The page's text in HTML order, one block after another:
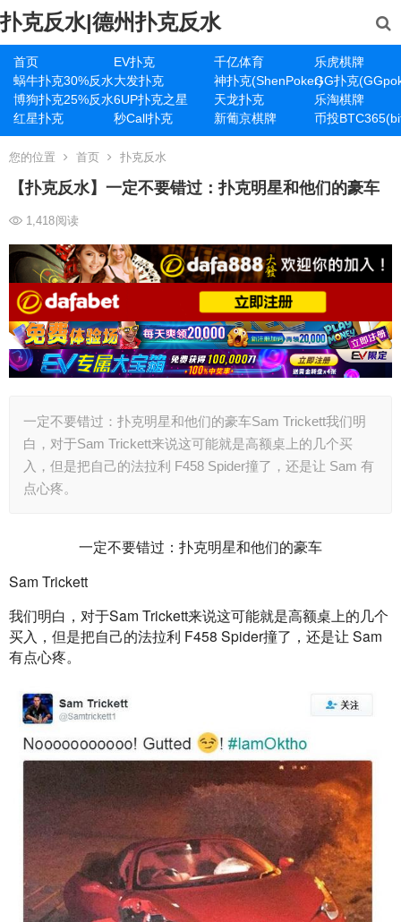
扑克反水|德州扑克反水
首页 EV扑克 千亿体育
乐虎棋牌
蜗牛扑克30%反水大发扑克 神扑克(ShenPoker)GG扑克
博狗扑克25%反水6UP扑克之星 天龙扑克
乐淘棋牌
红星扑克
秒Call扑克 新葡京棋牌 币投
您的位置 首页 扑克反水
【扑克反水】一定不要错过：扑克明星和他们的豪车
1,418阅读
一定不要错过：扑克明星和他们的豪车Sam Trickett我们明
白，对于Sam Trickett来说这可能就是高额桌上的几个买
入，但是把自己的法拉利 F458 Spider撞了，还是让 Sam 有
点心疼。
一定不要错过：扑克明星和他们的豪车
Sam Trickett
我们明白，对于Sam Trickett来说这可能就是高额桌上的几个
买入，但是把自己的法拉利 F458 Spider撞了，还是让 Sam
有点心疼。